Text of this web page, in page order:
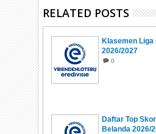
RELATED POSTS
Klasemen Liga
2026/2027
0
Daftar Top
Belanda 2026/